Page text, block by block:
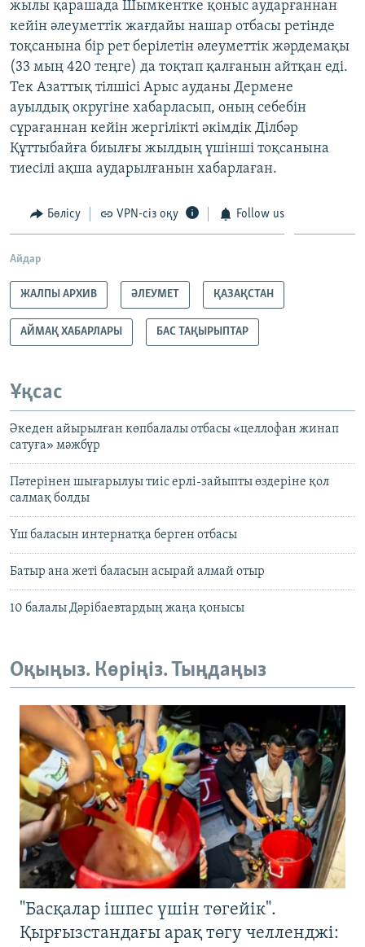
жылы қарашада Шымкентке қоныс аударғаннан
кейін әлеуметтік жағдайы нашар отбасы ретінде
тоқсанына бір рет берілетін әлеуметтік жәрдемақы
(33 мың 420 теңге) да тоқтап қалғанын айтқан еді.
Тек Азаттық тілшісі Арыс ауданы Дермене
ауылдық округіне хабарласып, оның себебін
сұрағаннан кейін жергілікті әкімдік Ділбәр
Құттыбайға биылғы жылдың үшінші тоқсанына
тиесілі ақша аударылғанын хабарлаған.
Бөлісу VPN-сіз оқу Follow us
Айдар
ЖАЛПЫ АРХИВ ӘЛЕУМЕТ ҚАЗАҚСТАН
АЙМАҚ ХАБАРЛАРЫ БАС ТАҚЫРЫПТАР
Ұқсас
Әкеден айырылған көпбалалы отбасы «целлофан жинап
сатуға» мәжбүр
Пәтерінен шығарылуы тиіс ерлі-зайыпты өздеріне қол
салмақ болды
Үш баласын интернатқа берген отбасы
Батыр ана жеті баласын асырай алмай отыр
10 балалы Дәрібаевтардың жаңа қонысы
Оқыңыз. Көріңіз. Тыңдаңыз
"Басқалар ішпес үшін төгейік".
Қырғызстандағы арақ төгу челленджі: